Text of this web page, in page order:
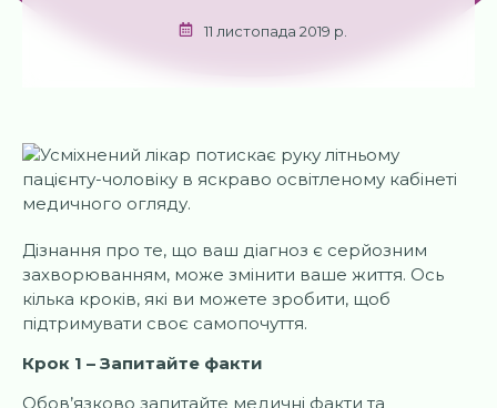
11 листопада 2019 р.
Дізнання про те, що ваш діагноз є серйозним
захворюванням, може змінити ваше життя. Ось
кілька кроків, які ви можете зробити, щоб
підтримувати своє самопочуття.
Крок 1 – Запитайте факти
Обов’язково запитайте медичні факти та